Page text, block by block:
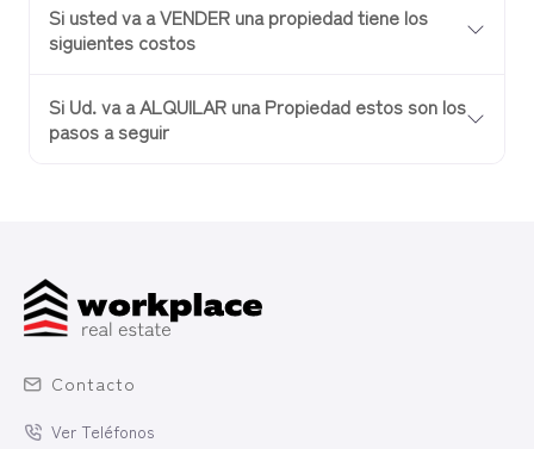
Si usted va a VENDER una propiedad tiene los
siguientes costos
Si Ud. va a ALQUILAR una Propiedad estos son los
pasos a seguir
Contacto
Ver Teléfonos